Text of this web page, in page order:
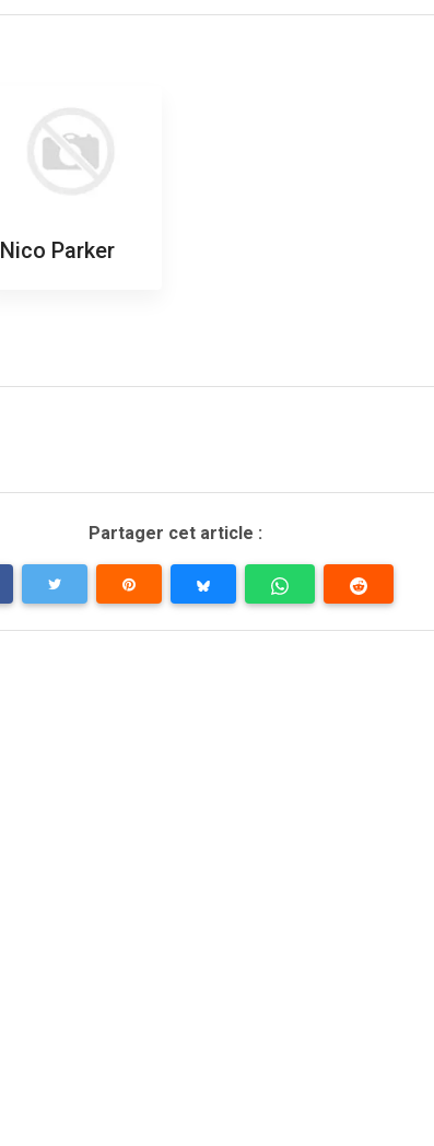
Nico Parker
Partager cet article :